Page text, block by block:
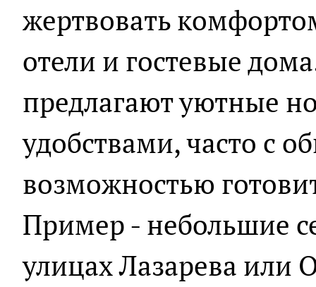
жертвовать
отели и гостевые
предлагают уютные
удобствами, часто с
возможностью
Пример - небольшие
улицах Лазарева или